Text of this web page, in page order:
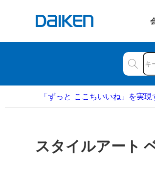
「ずっと ここちいいね」を実
スタイルアート